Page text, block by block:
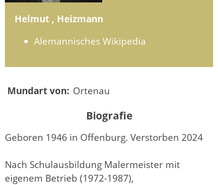
Helmut , Heizmann
Alemannisches Wikipedia
Mundart von: Ortenau
Biografie
Geboren 1946 in Offenburg. Verstorben 2024
Nach Schulausbildung Malermeister mit
eigenem Betrieb (1972-1987),